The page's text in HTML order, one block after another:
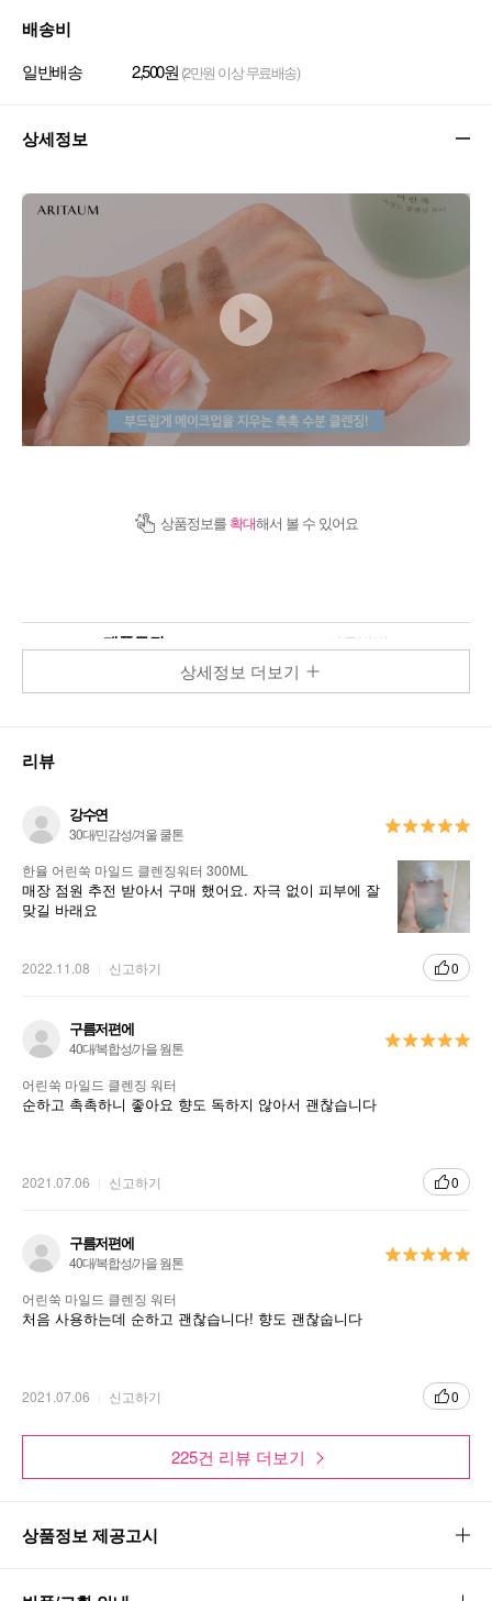
배송비
일반배송 2,500원 (2만원 이상 무료배송)
상세정보
상품정보를 확대해서 볼 수 있어요
제품특징 사용방법
피부를 맑게 케어하는 마일드한 워터 클렌저
어린쑥 마일드 클렌징워터
상세정보 더보기
리뷰
강수연
30대/민감성/겨울 쿨톤
한율 어린쑥 마일드 클렌징워터 300ML
매장 점원 추전 받아서 구매 했어요. 자극 없이 피부에 잘
맞길 바래요
2022.11.08 신고하기 0
구름저편에
40대/복합성/가을 웜톤
어린쑥 마일드 클렌징 워터
순하고 촉촉하니 좋아요 향도 독하지 않아서 괜찮습니다
2021.07.06 신고하기 0
구름저편에
40대/복합성/가을 웜톤
어린쑥 마일드 클렌징 워터
처음 사용하는데 순하고 괜찮습니다! 향도 괜찮숩니다
2021.07.06 신고하기 0
225건 리뷰 더보기
상품정보 제공고시